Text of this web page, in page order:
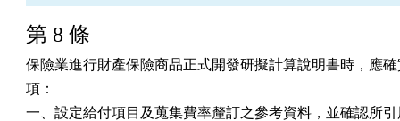
第 8 條
保險業進行財產保險商品正式開發研擬計算說明書時，應
項：
一、設定給付項目及蒐集費率釐訂之參考資料，並確認所